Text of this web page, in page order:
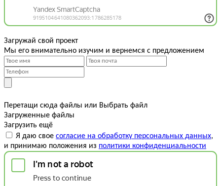
Загружай свой проект
Мы его внимательно изучим и вернемся с предложением
Перетащи сюда файлы или Выбрать файл
Загруженные файлы
Загрузить ещё
Я даю свое согласие на обработку персональных данных,
и принимаю положения из политики конфиденциальности